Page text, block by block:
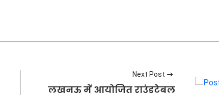
Next Post
लखनऊ में आयोजित राउंडटेबल